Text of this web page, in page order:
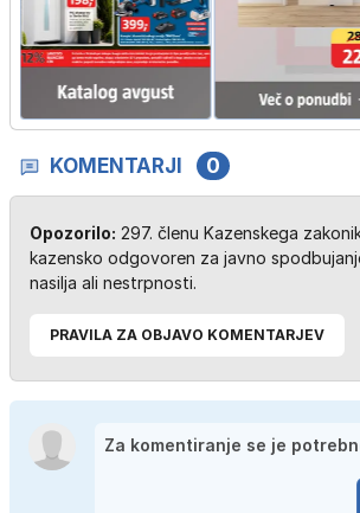
KOMENTARJI 0
Opozorilo: 297. členu Kazenskega
kazensko odgovoren za javno
nasilja ali nestrpnosti.
PRAVILA ZA OBJAVO KOMENTARJEV